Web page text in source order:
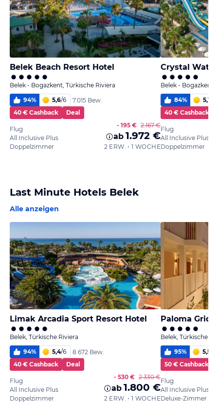
Belek Beach Resort Hotel
Belek - Bogazkent, Türkische Riviera
94% 5,6/6
7.015 Bew.
40 € Cashback
Deal
Flug
All Inclusive Plus
Doppelzimmer
- 195 € 2.167 €
ab 1.972 €
2 ERW. • 1 WOCHE
Crystal
Belek - Bogazkent,
84% 5,1
40 € Cashback
Flug
All Inclusive Plus
Doppelzimmer
Last Minute Hotels Belek
Alle anzeigen
Limak Arcadia Sport Resort Hotel
Belek, Türkische Riviera
94% 5,4/6
8.672 Bew.
40 € Cashback
Deal
Flug
All Inclusive Plus
Doppelzimmer
- 530 € 2.330 €
ab 1.800 €
2 ERW. • 1 WOCHE
Paloma Grida
Belek, Türkische
95% 5,5
50 € Cashback
Flug
All Inclusive Plus